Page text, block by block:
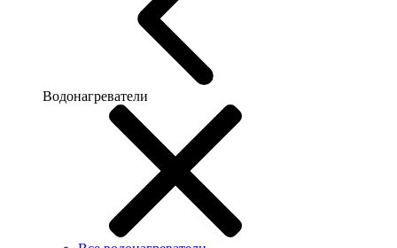
Водонагреватели